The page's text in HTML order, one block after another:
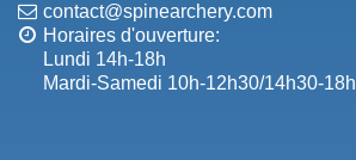
contact@spinearchery.com
Horaires d'ouverture:
Lundi 14h-18h
Mardi-Samedi 10h-12h30/14h30-18h